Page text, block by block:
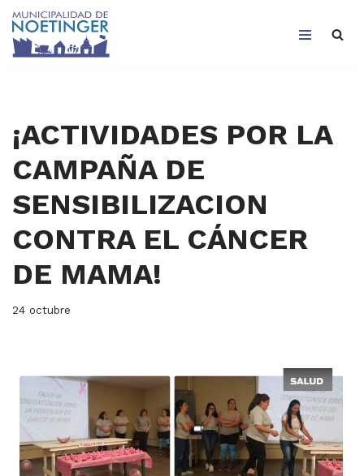
Saltar
¡ACTIVIDADES POR LA
CAMPAÑA DE
SENSIBILIZACION
CONTRA EL CÁNCER
DE MAMA!
24 octubre